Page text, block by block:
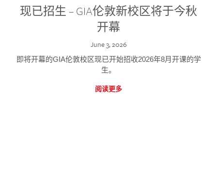
现已招生 – GIA伦敦新校区将于今秋
开幕
June 3, 2026
即将开幕的GIA伦敦校区现已开始招收2026年8月开课的学
生。
阅读更多